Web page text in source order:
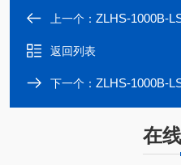
上一个： ZLHS-1000B-LS
返回列表
下一个： ZLHS-1000B-LS
在